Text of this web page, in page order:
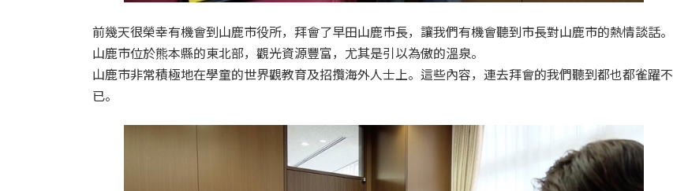
前幾天很榮幸有機會到山鹿市役所，拜會了早田山鹿市長，讓我們有機會聽到市長對山鹿市的熱情談話。
山鹿市位於熊本縣的東北部，觀光資源豐富，尤其是引以為傲的溫泉。
山鹿市非常積極地在學童的世界觀教育及招攬海外人士上。這些內容，連去拜會的我們聽到都也都雀躍不
已。